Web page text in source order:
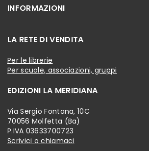
INFORMAZIONI
LA RETE DI VENDITA
Per le librerie
Per scuole, associazioni, gruppi
EDIZIONI LA MERIDIANA
Via Sergio Fontana, 10C
70056 Molfetta (Ba)
P.IVA 03633700723
Scrivici o chiamaci